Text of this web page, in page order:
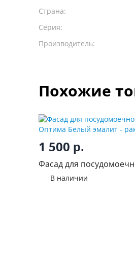
Страна:
Серия:
Производитель:
Похожие
1 500 р.
Фасад для
60 Оптима Белый эмалит
В наличии